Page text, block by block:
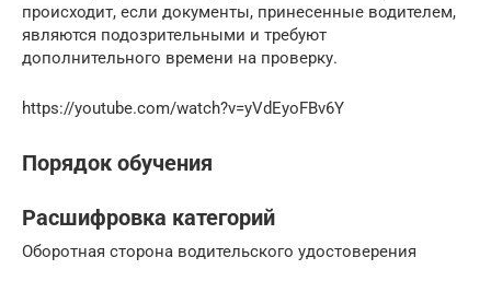
происходит, если документы, принесенные водителем,
являются подозрительными и требуют
дополнительного времени на проверку.
https://youtube.com/watch?v=yVdEyoFBv6Y
Порядок обучения
Расшифровка категорий
Оборотная сторона водительского удостоверения